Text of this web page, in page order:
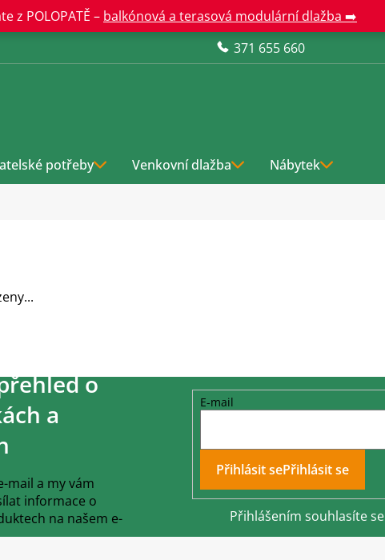
z POLOPATĚ – balkónová a terasová modulární dlažba ➡️
371 655 660
potřeby Venkovní dlažba Nábytek
o
a
mail a my vám
informace o
na našem e-
E-mail
Přihlásit se
Přihlášením souhlasíte se